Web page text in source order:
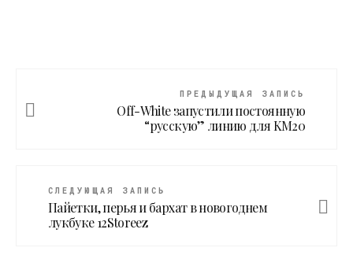
ПРЕДЫДУЩАЯ ЗАПИСЬ
Off-White запустили постоянную
“русскую” линию для KM20
СЛЕДУЮЩАЯ ЗАПИСЬ
Пайетки, перья и бархат в новогоднем
лукбуке 12Storeez